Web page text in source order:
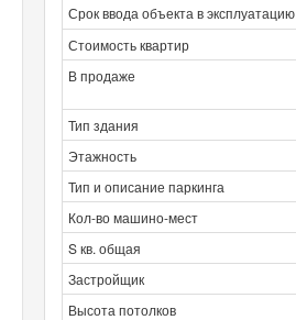
Срок ввода объекта в эксплуатацию
Стоимость квартир
В продаже
Тип здания
Этажность
Тип и описание паркинга
Кол-во машино-мест
S кв. общая
Застройщик
Высота потолков